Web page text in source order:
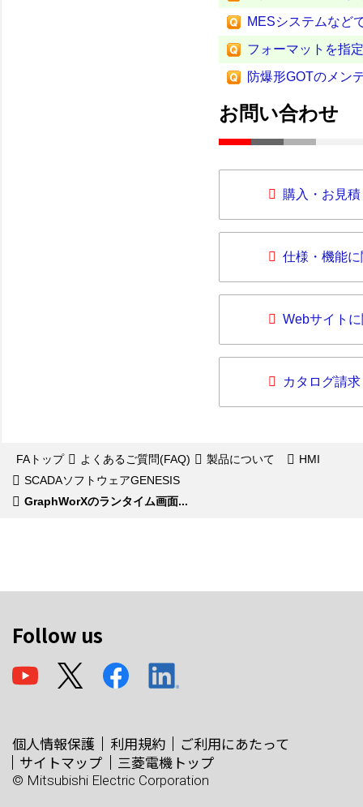
MESシステムなど
フォーマットを指
防爆形GOTのメン
お問い合わせ
購入・お見
仕様・機能
Webサイト
カタログ請求
FAトップ よくあるご質問(FAQ) 製品について
HMI
SCADAソフトウェアGENESIS
GraphWorXのランタイム画面...
Follow us
個人情報保護 利用規約
ご利用にあたって
サイトマップ
三菱電機トップ
© Mitsubishi Electric Corporation